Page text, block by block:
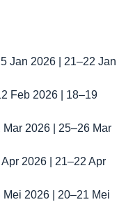
Jan 2026 | 21–22 Jan
Feb 2026 | 18–19
Mar 2026 | 25–26 Mar
2026 | 21–22 Apr
2026 | 20–21 Mei